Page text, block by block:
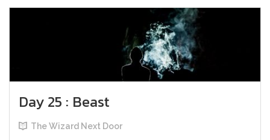
Day 25 : Beast
The Wizard Next Door